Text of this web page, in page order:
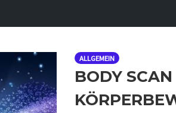
ALLGEMEIN
BODY